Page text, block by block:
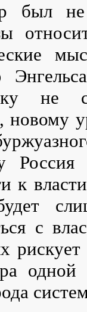
был не
не
новому
к
с